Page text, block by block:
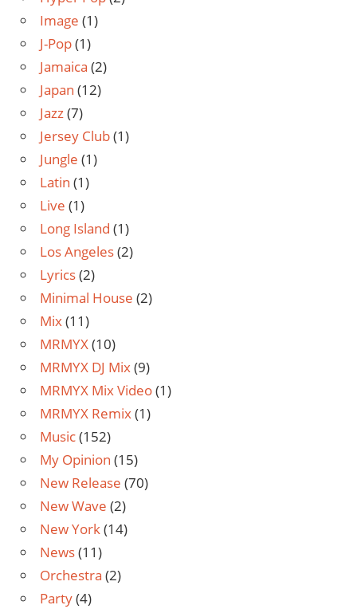
Image (1)
J-Pop(1)
Jamaica (2)
Japan (12)
Jazz(7)
Jersey Club(1)
Jungle (1)
Latin (1)
Live (1)
Long Island (1)
Los Angeles(2)
Lyrics(2)
Minimal House (2)
Mix(11)
MRMYX(10)
MRMYX DJ Mix(9)
MRMYX Mix Video(1)
MRMYX Remix(1)
Music(152)
My Opinion (15)
New Release (70)
New Wave (2)
New York(14)
News(11)
Orchestra (2)
Party(4)